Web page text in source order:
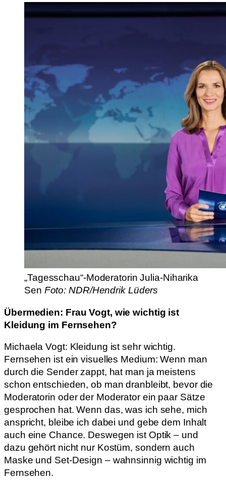
„Tagesschau“-Moderatorin Julia-Niharika
Sen Foto: NDR/Hendrik Lüders
Übermedien: Frau Vogt, wie wichtig ist
Kleidung im Fernsehen?
Michaela Vogt: Kleidung ist sehr wichtig.
Fernsehen ist ein visuelles Medium: Wenn man
durch die Sender zappt, hat man ja meistens
schon entschieden, ob man dranbleibt, bevor die
Moderatorin oder der Moderator ein paar Sätze
gesprochen hat. Wenn das, was ich sehe, mich
anspricht, bleibe ich dabei und gebe dem Inhalt
auch eine Chance. Deswegen ist Optik – und
dazu gehört nicht nur Kostüm, sondern auch
Maske und Set-Design – wahnsinnig wichtig im
Fernsehen.